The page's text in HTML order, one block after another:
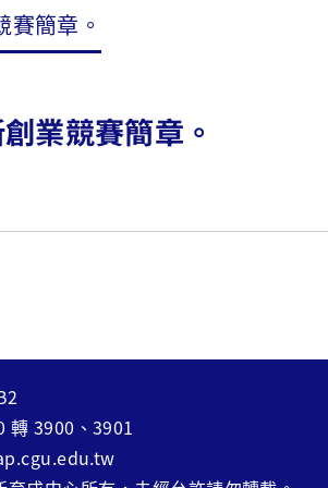
簡章。
業競賽簡章。
轉 3900、3901